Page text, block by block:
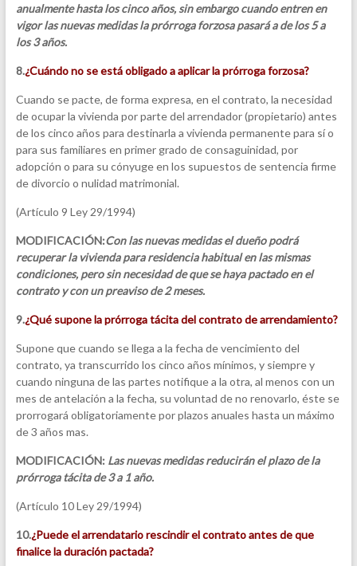
anualmente hasta los cinco años, sin embargo cuando entren en
vigor las nuevas medidas la prórroga forzosa pasará a de los 5 a
los 3 años.
8.¿Cuándo no se está obligado a aplicar la prórroga forzosa?
Cuando se pacte, de forma expresa, en el contrato, la necesidad
de ocupar la vivienda por parte del arrendador (propietario) antes
de los cinco años para destinarla a vivienda permanente para sí o
para sus familiares en primer grado de consaguinidad, por
adopción o para su cónyuge en los supuestos de sentencia firme
de divorcio o nulidad matrimonial.
(Artículo 9 Ley 29/1994)
MODIFICACIÓN:Con las nuevas medidas el dueño podrá
recuperar la vivienda para residencia habitual en las mismas
condiciones, pero sin necesidad de que se haya pactado en el
contrato y con un preaviso de 2 meses.
9.¿Qué supone la prórroga tácita del contrato de arrendamiento?
Supone que cuando se llega a la fecha de vencimiento del
contrato, ya transcurrido los cinco años mínimos, y siempre y
cuando ninguna de las partes notifique a la otra, al menos con un
mes de antelación a la fecha, su voluntad de no renovarlo, éste se
prorrogará obligatoriamente por plazos anuales hasta un máximo
de 3 años mas.
MODIFICACIÓN: Las nuevas medidas reducirán el plazo de la
prórroga tácita de 3 a 1 año.
(Artículo 10 Ley 29/1994)
10.¿Puede el arrendatario rescindir el contrato antes de que
finalice la duración pactada?